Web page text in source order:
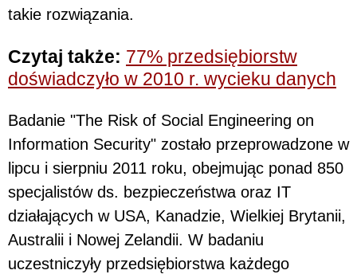
takie rozwiązania.
Czytaj także: 77% przedsiębiorstw
doświadczyło w 2010 r. wycieku danych
Badanie "The Risk of Social Engineering on
Information Security" zostało przeprowadzone w
lipcu i sierpniu 2011 roku, obejmując ponad 850
specjalistów ds. bezpieczeństwa oraz IT
działających w USA, Kanadzie, Wielkiej Brytanii,
Australii i Nowej Zelandii. W badaniu
uczestniczyły przedsiębiorstwa każdego